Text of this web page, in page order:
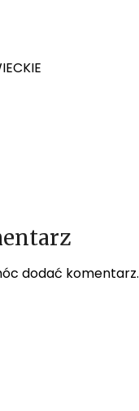
dodać komentarz.